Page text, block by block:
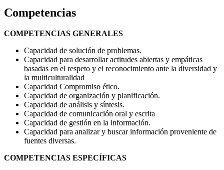
Competencias
COMPETENCIAS GENERALES
Capacidad de solución de problemas.
Capacidad para desarrollar actitudes abiertas y empáticas
basadas en el respeto y el reconocimiento ante la diversidad y
la multiculturalidad
Capacidad Compromiso ético.
Capacidad de organización y planificación.
Capacidad de análisis y síntesis.
Capacidad de comunicación oral y escrita
Capacidad de gestión en la información.
Capacidad para analizar y buscar información proveniente de
fuentes diversas.
COMPETENCIAS ESPECÍFICAS